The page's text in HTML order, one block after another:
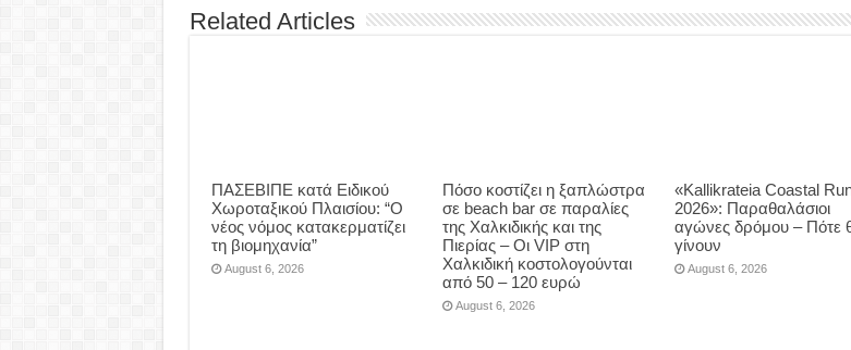
Related Articles
ΠΑΣΕΒΙΠΕ κατά Ειδικού
Χωροταξικού Πλαισίου: “Ο
νέος νόμος κατακερματίζει
τη βιομηχανία”
August 6, 2026
Πόσο κοστίζει η ξαπλώστρα
σε beach bar σε παραλίες
της Χαλκιδικής και της
Πιερίας – Οι VIP στη
Χαλκιδική κοστολογούνται
από 50 – 120 ευρώ
August 6, 2026
«Kallikrateia Coastal
2026»: Παραθαλάσιοι
αγώνες δρόμου – Πότε
γίνουν
August 6, 2026